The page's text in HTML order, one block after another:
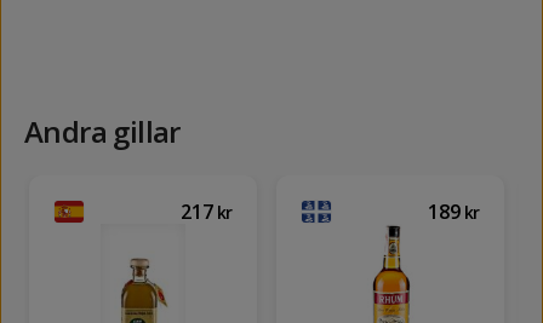
Andra gillar
217 kr 189 kr